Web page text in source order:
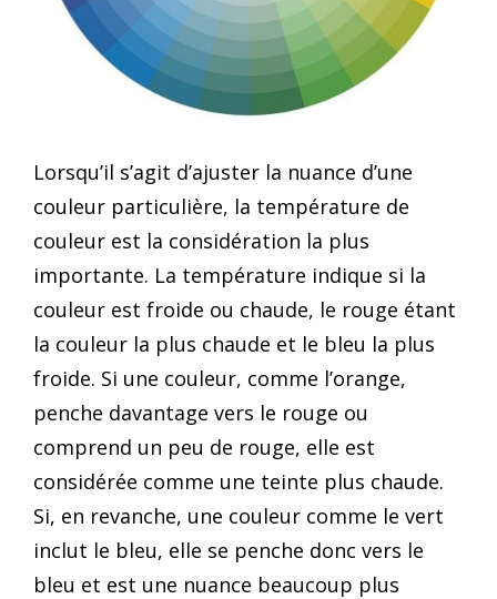
Lorsqu’il s’agit d’ajuster la nuance d’une
couleur particulière, la température de
couleur est la considération la plus
importante. La température indique si la
couleur est froide ou chaude, le rouge étant
la couleur la plus chaude et le bleu la plus
froide. Si une couleur, comme l’orange,
penche davantage vers le rouge ou
comprend un peu de rouge, elle est
considérée comme une teinte plus chaude.
Si, en revanche, une couleur comme le vert
inclut le bleu, elle se penche donc vers le
bleu et est une nuance beaucoup plus